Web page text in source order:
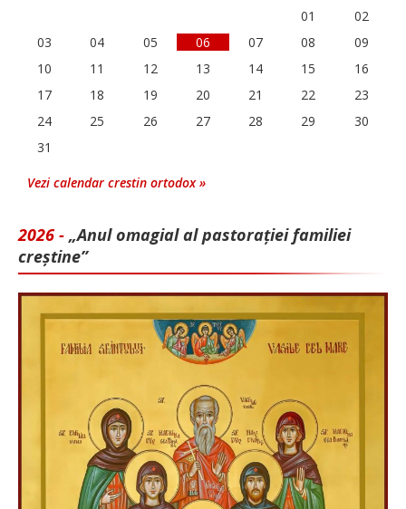
01
02
03
04 05 06 07 08
09
10
11 12 13 14 15
16
17
18 19 20 21 22
23
24
25 26 27 28 29
30
31
Vezi calendar crestin ortodox »
2026 - „Anul omagial al pastorației familiei
creștine”